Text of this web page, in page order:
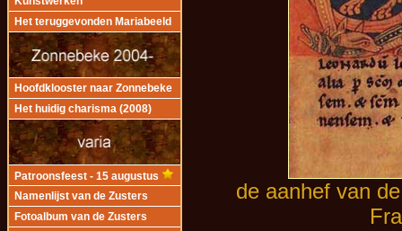
Het teruggevonden Mariabeeld
Hoofdklooster naar Zonnebeke
Het huidig charisma (2008)
Patroonsfeest - 15 augustus
Namenlijst van de Zusters
Fotoalbum van de Zusters
de aanhef van